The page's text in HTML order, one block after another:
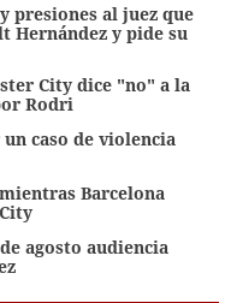
presiones al juez que
Hernández y pide su
City dice "no" a la
Rodri
caso de violencia
Barcelona
agosto audiencia